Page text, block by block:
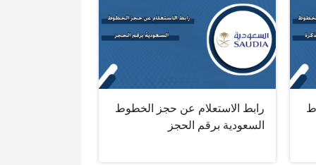
رابط الاستعلام عن حجز الخطوط
السعودية برقم الحجز